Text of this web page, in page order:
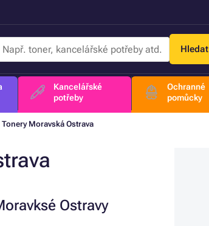
Hledat
Kancelářské
potřeby
Ochranné
pomůcky
Tonery Moravská Ostrava
Ostravy